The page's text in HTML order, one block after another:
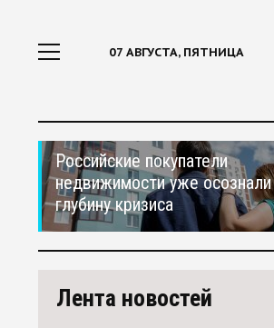
07 АВГУСТА, ПЯТНИЦА
Российские покупатели
недвижимости уже осознали
глубину кризиса
Лента новостей